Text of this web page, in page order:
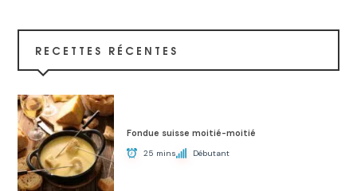
RECETTES RÉCENTES
Fondue suisse moitié-moitié
25 mins Débutant